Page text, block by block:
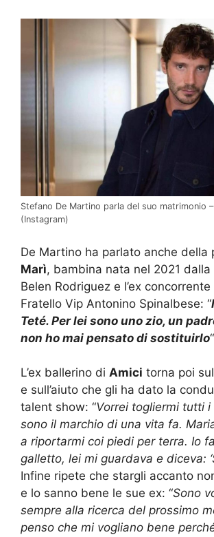
Stefano De Martino parla del suo matrimonio
(Instagram)
De Martino ha parlato anche della
Marì, bambina nata nel 2021
Belen Rodriguez e l’ex
Fratello Vip Antonino Spinalbese: “
Teté. Per lei sono uno zio, un
non ho mai pensato di sostituirlo
L’ex ballerino di Amici torna poi
e sull’aiuto che gli ha dato la
talent show: “Vorrei togliermi tutti i
sono il marchio di una vita fa.
a riportarmi coi piedi per terra. Io
galletto, lei mi guardava e diceva:
Infine ripete che stargli accanto
e lo sanno bene le sue ex: “Sono
sempre alla ricerca del prossimo
penso che mi vogliano bene